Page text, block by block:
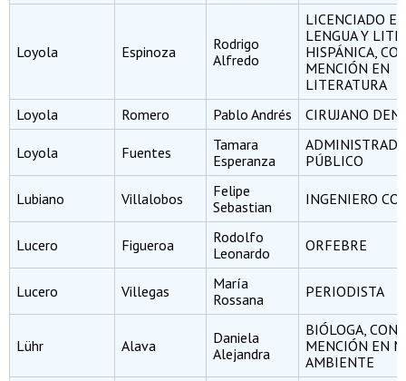
Loyola Espinoza
Rodrigo
Alfredo
LICENCIADO EN
LENGUA Y
HISPÁNICA,
MENCIÓN EN
LITERATURA
Loyola
Romero Pablo Andrés CIRUJANO
Loyola Fuentes
Tamara
Esperanza
PÚBLICO
Lubiano Villalobos
Felipe
Sebastian
INGENIERO
Lucero Figueroa
Rodolfo
Leonardo
ORFEBRE
Lucero Villegas
María
Rossana
PERIODISTA
Lühr Alava
Daniela
Alejandra
BIÓLOGA, CON
MENCIÓN EN
AMBIENTE